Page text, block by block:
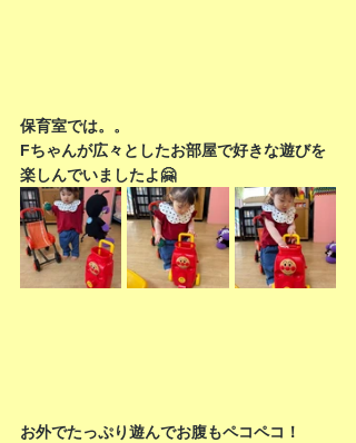
保育室では。。
Fちゃんが広々としたお部屋で好きな遊びを
楽しんでいましたよ🤗
お外でたっぷり遊んでお腹もペコペコ！